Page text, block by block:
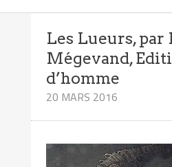
Les Lueurs,
Mégevand,
d’homme
20 MARS 2016